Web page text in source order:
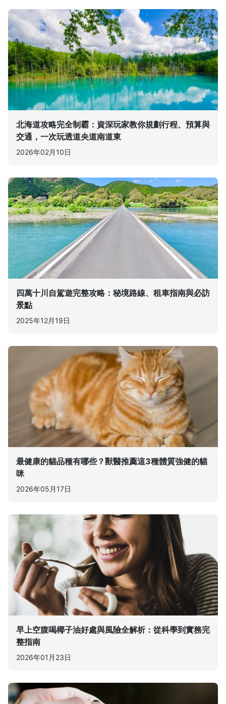
北海道攻略完全制霸：資深玩家教你規劃行程、預算與
交通，一次玩透道央道南道東
2026年02月10日
四萬十川自駕遊完整攻略：秘境路線、租車指南與必訪
景點
2025年12月19日
最健康的貓品種有哪些？獸醫推薦這3種體質強健的貓
咪
2026年05月17日
早上空腹喝椰子油好處與風險全解析：從科學到實務完
整指南
2026年01月23日